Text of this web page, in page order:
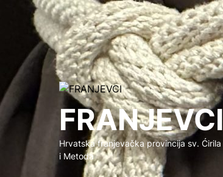
FRANJEVCI
FRANJEVCI
Hrvatska franjevačka provincija sv. Ćirila
i Metoda